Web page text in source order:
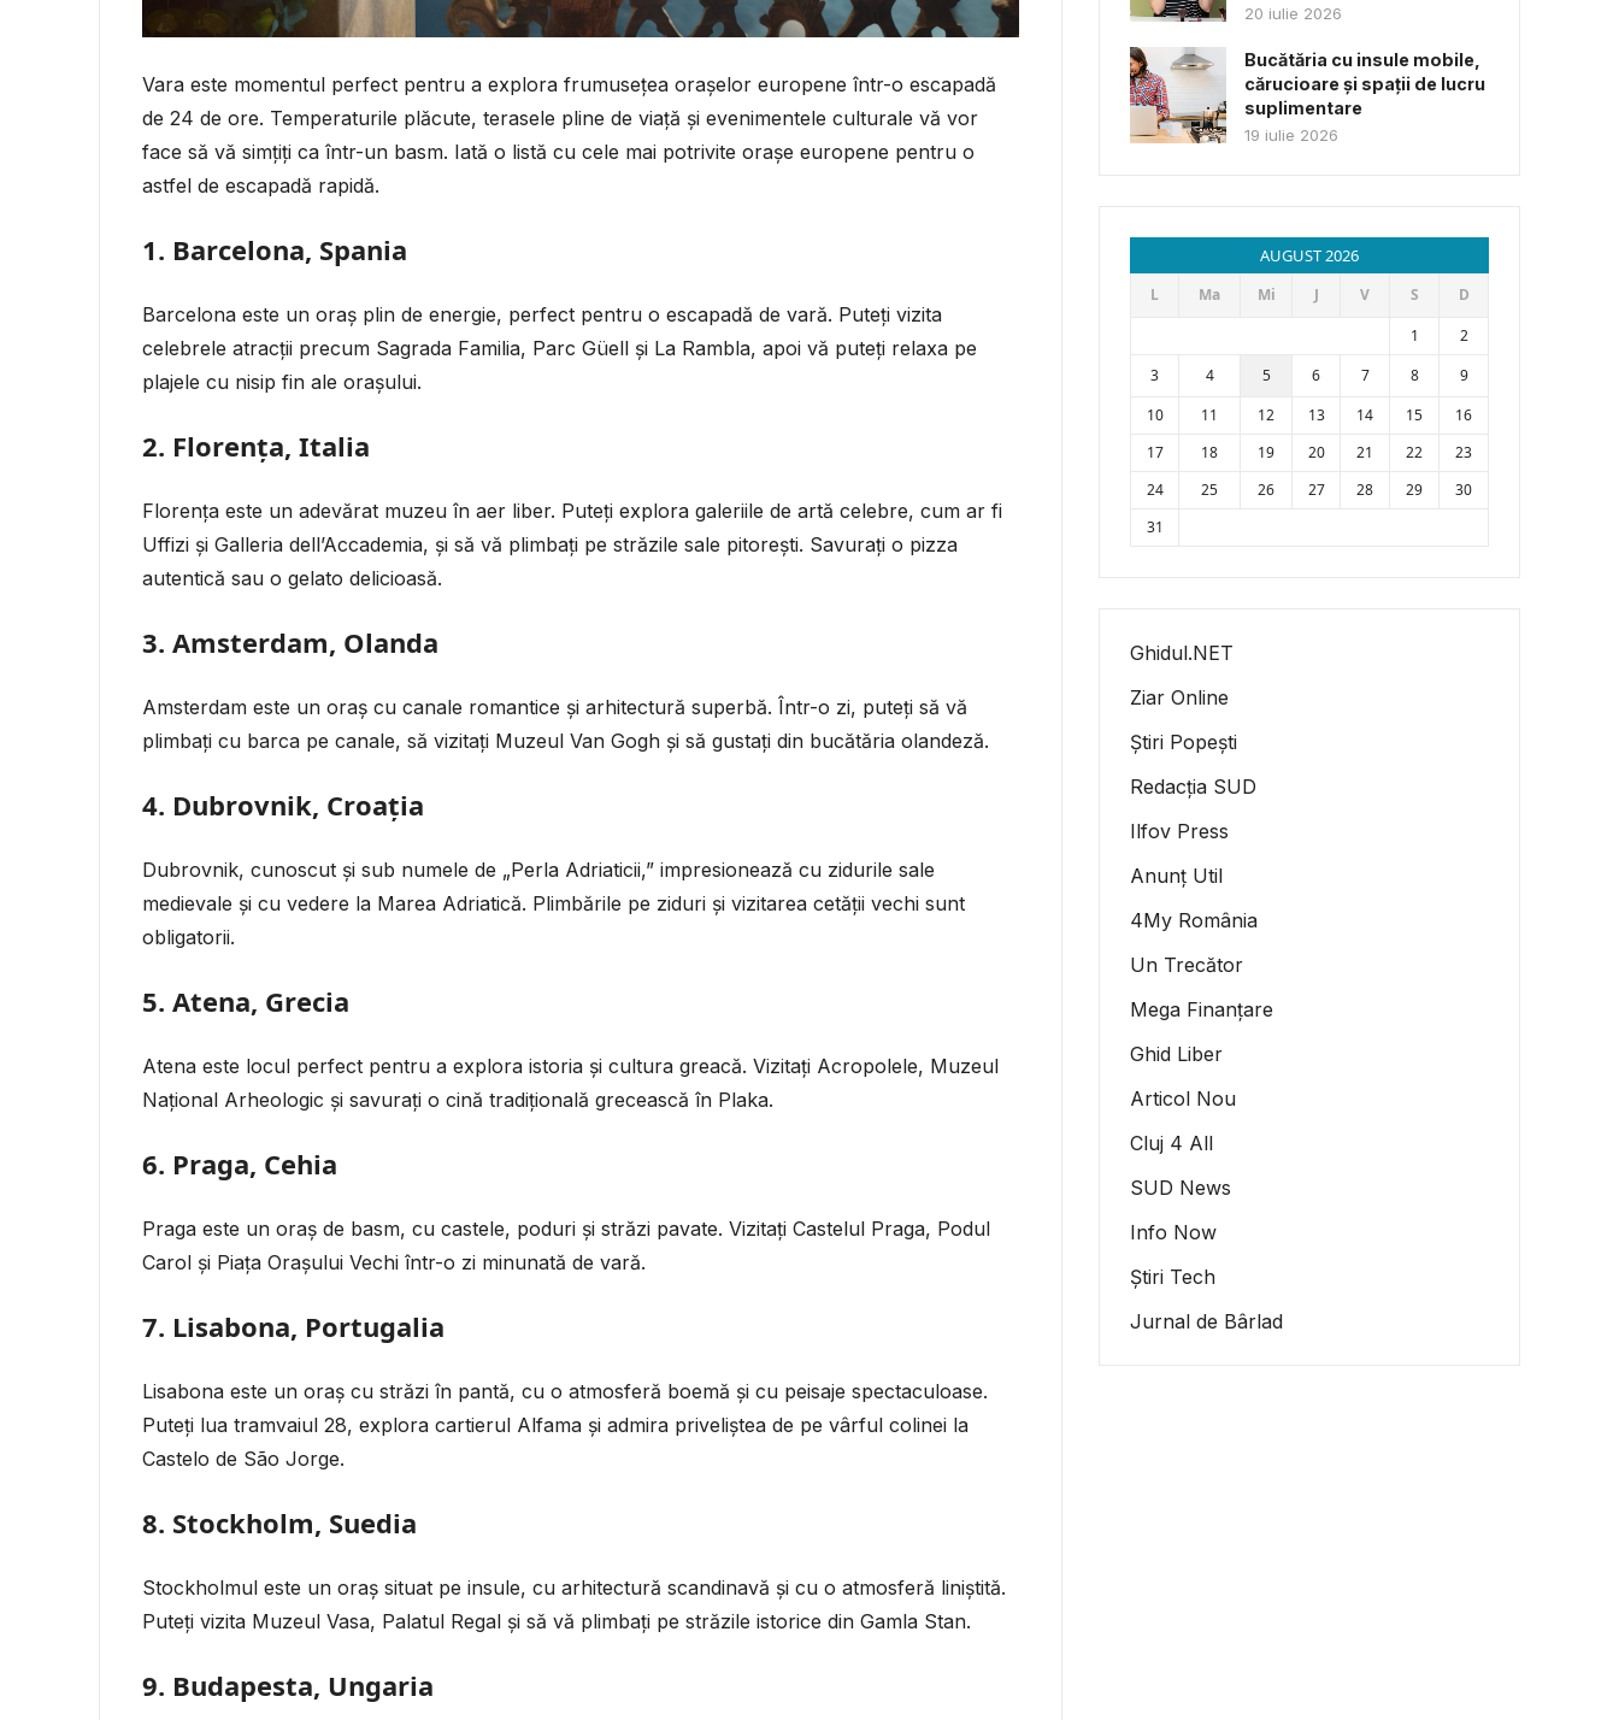
Vara este momentul perfect pentru a explora frumusețea orașelor europene într-o escapadă
de 24 de ore. Temperaturile plăcute, terasele pline de viață și evenimentele culturale vă vor
face să vă simțiți ca într-un basm. Iată o listă cu cele mai potrivite orașe europene pentru o
astfel de escapadă rapidă.
1. Barcelona, Spania
Barcelona este un oraș plin de energie, perfect pentru o escapadă de vară. Puteți vizita
celebrele atracții precum Sagrada Familia, Parc Güell și La Rambla, apoi vă puteți relaxa pe
plajele cu nisip fin ale orașului.
2. Florența, Italia
Florența este un adevărat muzeu în aer liber. Puteți explora galeriile de artă celebre, cum ar fi
Uffizi și Galleria dell’Accademia, și să vă plimbați pe străzile sale pitorești. Savurați o pizza
autentică sau o gelato delicioasă.
3. Amsterdam, Olanda
Amsterdam este un oraș cu canale romantice și arhitectură superbă. Într-o zi, puteți să vă
plimbați cu barca pe canale, să vizitați Muzeul Van Gogh și să gustați din bucătăria olandeză.
4. Dubrovnik, Croația
Dubrovnik, cunoscut și sub numele de „Perla Adriaticii,” impresionează cu zidurile sale
medievale și cu vedere la Marea Adriatică. Plimbările pe ziduri și vizitarea cetății vechi sunt
obligatorii.
5. Atena, Grecia
Atena este locul perfect pentru a explora istoria și cultura greacă. Vizitați Acropolele, Muzeul
Național Arheologic și savurați o cină tradițională grecească în Plaka.
6. Praga, Cehia
Praga este un oraș de basm, cu castele, poduri și străzi pavate. Vizitați Castelul Praga, Podul
Carol și Piața Orașului Vechi într-o zi minunată de vară.
7. Lisabona, Portugalia
Lisabona este un oraș cu străzi în pantă, cu o atmosferă boemă și cu peisaje spectaculoase.
Puteți lua tramvaiul 28, explora cartierul Alfama și admira priveliștea de pe vârful colinei la
Castelo de São Jorge.
8. Stockholm, Suedia
Stockholmul este un oraș situat pe insule, cu arhitectură scandinavă și cu o atmosferă liniștită.
Puteți vizita Muzeul Vasa, Palatul Regal și să vă plimbați pe străzile istorice din Gamla Stan.
9. Budapesta, Ungaria
20 iulie 2026
Bucătăria cu insule mobile,
cărucioare și spații de lucru
suplimentare
19 iulie 2026
AUGUST 2026
L Ma Mi J V S
D
1
2
3
4 5 6 7 8
9
10
11 12 13 14 15
16
17
18 19 20 21 22
23
24
25 26 27 28 29
30
31
Ghidul.NET
Ziar Online
Știri Popești
Redacția SUD
Ilfov Press
Anunț Util
4My România
Un Trecător
Mega Finanțare
Ghid Liber
Articol Nou
Cluj 4 All
SUD News
Info Now
Știri Tech
Jurnal de Bârlad